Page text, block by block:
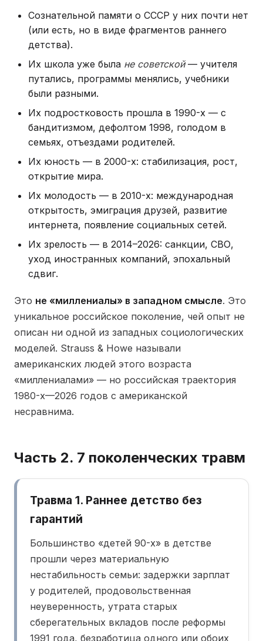
Сознательной памяти о СССР у них почти нет
(или есть, но в виде фрагментов раннего
детства).
Их школа уже была не советской— учителя
путались, программы менялись, учебники
были разными.
Их подростковость прошла в 1990-х — с
бандитизмом, дефолтом 1998, голодом в
семьях, отъездами родителей.
Их юность — в 2000-х: стабилизация, рост,
открытие мира.
Их молодость — в 2010-х: международная
открытость, эмиграция друзей, развитие
интернета, появление социальных сетей.
Их зрелость — в 2014–2026: санкции, СВО,
уход иностранных компаний, эпохальный
сдвиг.
Это не «миллениалы» в западном смысле. Это
уникальное российское поколение, чей опыт не
описан ни одной из западных социологических
моделей. Strauss & Howe называли
американских людей этого возраста
«миллениалами» — но российская траектория
1980-х—2026 годов с американской
несравнима.
Часть 2. 7 поколенческих травм
Травма 1. Раннее детство без
гарантий
Большинство «детей 90-х» в детстве
прошли через материальную
нестабильность семьи: задержки зарплат
у родителей, продовольственная
неуверенность, утрата старых
сберегательных вкладов после реформы
1991 года, безработица одного или обоих